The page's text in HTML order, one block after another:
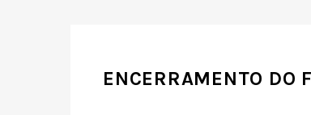
ENCERRAMENTO DO